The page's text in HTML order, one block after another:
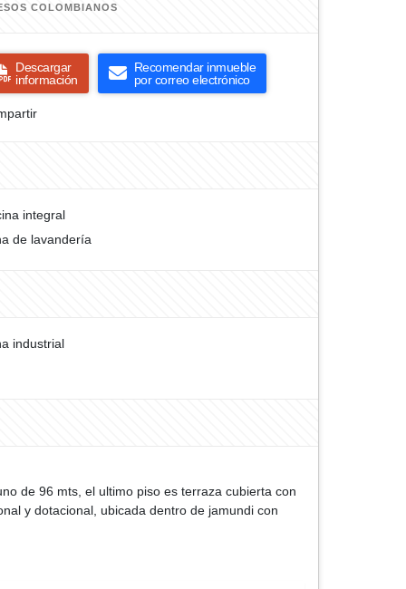
COLOMBIANOS
Descargar
información
Recomendar inmueble
por correo electrónico
integral
de lavandería
industrial
de 96 mts, el ultimo piso es terraza cubierta con
y dotacional, ubicada dentro de jamundi con